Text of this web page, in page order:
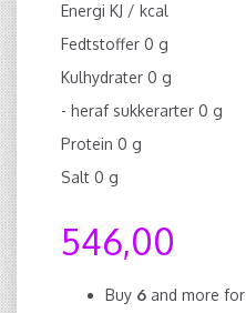
Energi KJ / kcal
Fedtstoffer 0 g
Kulhydrater 0 g
- heraf sukkerarter 0 g
Protein 0 g
Salt 0 g
546,00
Buy 6 and more for